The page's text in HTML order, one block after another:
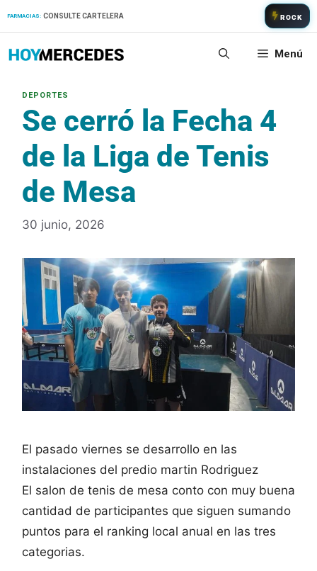
FARMACIAS: CONSULTE CARTELERA ROCK
Menú
Se cerró la Fecha 4
de la Liga de Tenis
de Mesa
30 junio, 2026
El pasado viernes se desarrollo en las
instalaciones del predio martin Rodriguez
El salon de tenis de mesa conto con muy buena
cantidad de participantes que siguen sumando
puntos para el ranking local anual en las tres
categorias.